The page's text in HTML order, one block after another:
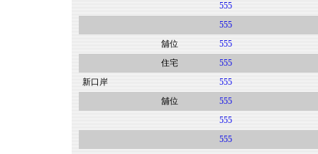
555
555
舖位
555
住宅
555
新口岸
555
舖位
555
555
555